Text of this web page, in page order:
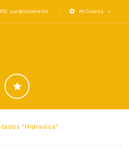
sac@income.hn Mi Cuenta
“hidrailica”